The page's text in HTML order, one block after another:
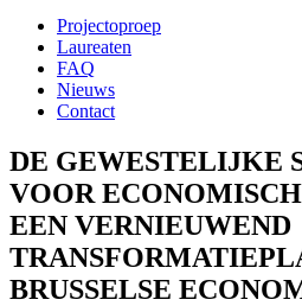
Projectoproep
Laureaten
FAQ
Nieuws
Contact
DE GEWESTELIJKE
VOOR
EEN VERNIEUWEND
BRUSSELSE